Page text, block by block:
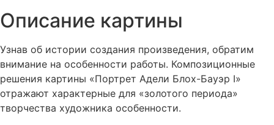
Описание картины
Узнав об истории создания произведения, обратим
внимание на особенности работы. Композиционные
решения картины «Портрет Адели Блох-Бауэр I»
отражают характерные для «золотого периода»
творчества художника особенности.